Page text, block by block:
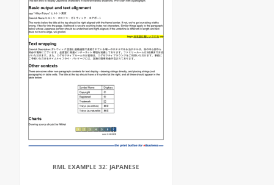
RML EXAMPLE 32: JAPANESE